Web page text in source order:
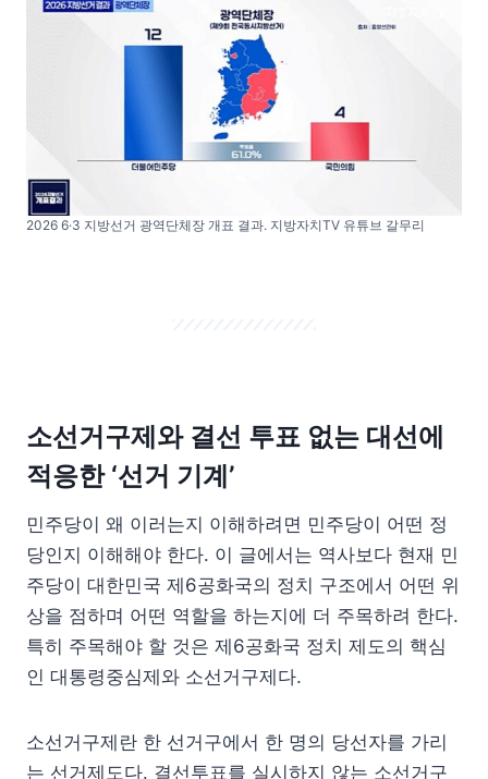
2026 6·3 지방선거 광역단체장 개표 결과. 지방자치TV 유튜브 갈무리
소선거구제와 결선 투표 없는 대선에
적응한 ‘선거 기계’
민주당이 왜 이러는지 이해하려면 민주당이 어떤 정
당인지 이해해야 한다. 이 글에서는 역사보다 현재 민
주당이 대한민국 제6공화국의 정치 구조에서 어떤 위
상을 점하며 어떤 역할을 하는지에 더 주목하려 한다.
특히 주목해야 할 것은 제6공화국 정치 제도의 핵심
인 대통령중심제와 소선거구제다.
소선거구제란 한 선거구에서 한 명의 당선자를 가리
는 선거제도다. 결선투표를 실시하지 않는 소선거구